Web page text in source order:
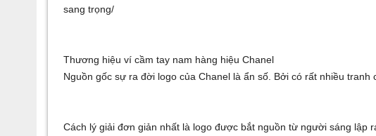
sang trọng/
Thương hiệu ví cầm tay nam hàng hiệu Chanel
Nguồn gốc sự ra đời logo của Chanel là ẩn số. Bởi có rất nhiều tranh
Cách lý giải đơn giản nhất là logo được bắt nguồn từ người sáng lập